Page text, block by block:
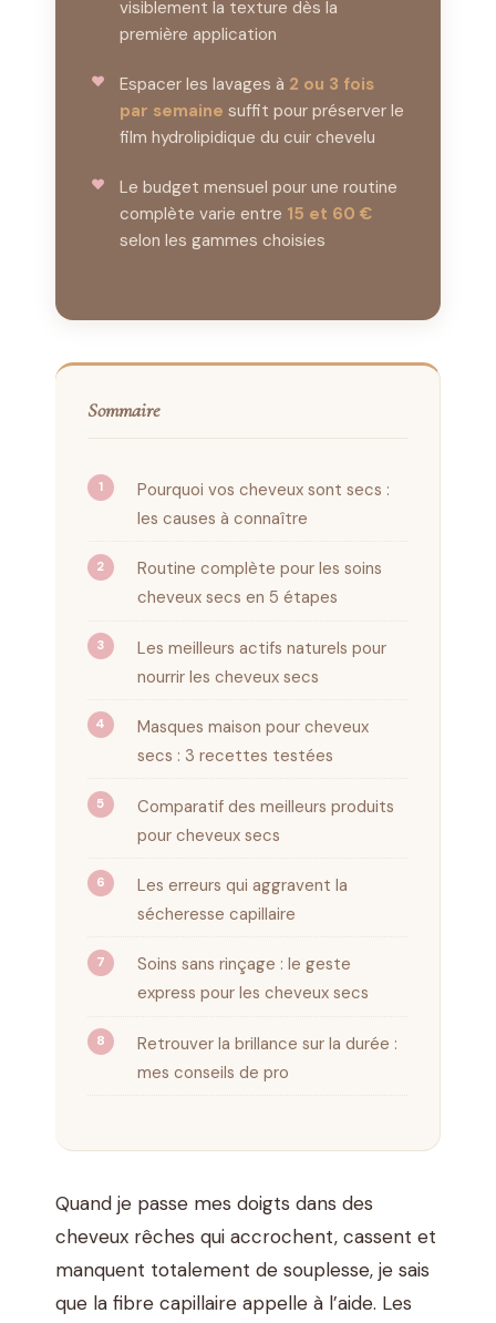
visiblement la texture dès la
première application
Espacer les lavages à 2 ou 3 fois
par semaine suffit pour préserver le
film hydrolipidique du cuir chevelu
Le budget mensuel pour une routine
complète varie entre 15 et 60 €
selon les gammes choisies
Sommaire
Pourquoi vos cheveux sont secs :
les causes à connaître
Routine complète pour les soins
cheveux secs en 5 étapes
Les meilleurs actifs naturels pour
nourrir les cheveux secs
Masques maison pour cheveux
secs : 3 recettes testées
Comparatif des meilleurs produits
pour cheveux secs
Les erreurs qui aggravent la
sécheresse capillaire
Soins sans rinçage : le geste
express pour les cheveux secs
Retrouver la brillance sur la durée :
mes conseils de pro
Quand je passe mes doigts dans des
cheveux rêches qui accrochent, cassent et
manquent totalement de souplesse, je sais
que la fibre capillaire appelle à l’aide. Les